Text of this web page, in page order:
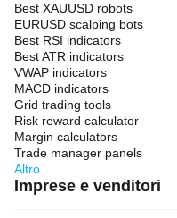
Best XAUUSD robots
EURUSD scalping bots
Best RSI indicators
Best ATR indicators
VWAP indicators
MACD indicators
Grid trading tools
Risk reward calculator
Margin calculators
Trade manager panels
Altro
Imprese e venditori